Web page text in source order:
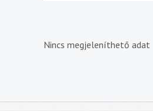
Nincs megjeleníthető adat